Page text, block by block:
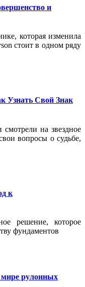
и
которая изменила
стоит в одном ряду
Узнать Свой Знак
на звездное
вопросы о судьбе,
к
решение, которое
фундаментов
мире рулонных